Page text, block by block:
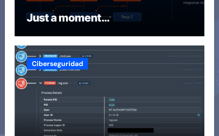
Just a moment…
Ciberseguridad